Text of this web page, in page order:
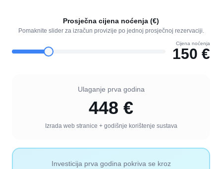
Prosječna cijena noćenja (€)
Pomaknite slider za izračun provizije po jednoj prosječnoj rezervaciji.
Cijena noćenja
150 €
Ulaganje prva godina
448 €
Izrada web stranice + godišnje korištenje sustava
Investicija prva godina pokriva se kroz